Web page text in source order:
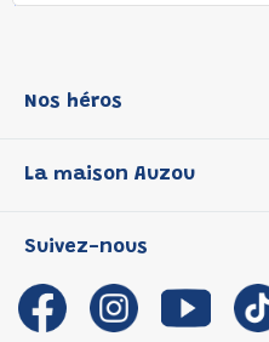
Nos héros
P'tit Loup
Les Influenceuses
Migali
Petite Taupe
La maison Auzou
Notre histoire
Auzou s'engage
Auteurs et illustrateurs Auzou
Suivez-nous